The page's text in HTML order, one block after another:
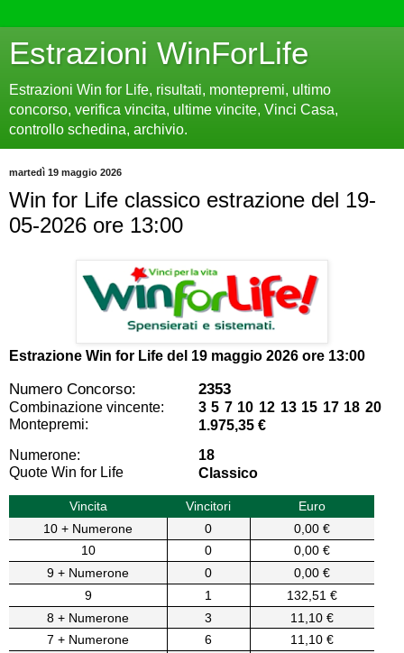
Estrazioni WinForLife
Estrazioni Win for Life, risultati, montepremi, ultimo
concorso, verifica vincita, ultime vincite, Vinci Casa,
controllo schedina, archivio.
martedì 19 maggio 2026
Win for Life classico estrazione del 19-
05-2026 ore 13:00
Estrazione Win for Life del 19 maggio 2026 ore 13:00
Numero Concorso: 2353
Combinazione vincente:
3 5 7 10 12 13 15 17 18 20
Montepremi:
1.975,35 €
Numerone:
18
Quote Win for Life
Classico
Vincita Vincitori
Euro
10 + Numerone
0
0,00 €
10
0
0,00 €
9 + Numerone
0
0,00 €
9
1
132,51 €
8 + Numerone
3
11,10 €
7 + Numerone
6
11,10 €